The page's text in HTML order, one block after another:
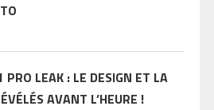
PRO LEAK : LE DESIGN ET LA
AVANT L’HEURE !